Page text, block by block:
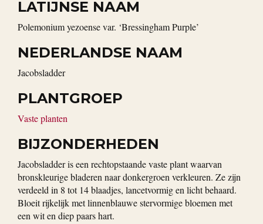
LATIJNSE NAAM
Polemonium yezoense var. ‘Bressingham Purple’
NEDERLANDSE NAAM
Jacobsladder
PLANTGROEP
Vaste planten
BIJZONDERHEDEN
Jacobsladder is een rechtopstaande vaste plant waarvan
bronskleurige bladeren naar donkergroen verkleuren. Ze zijn
verdeeld in 8 tot 14 blaadjes, lancetvormig en licht behaard.
Bloeit rijkelijk met linnenblauwe stervormige bloemen met
een wit en diep paars hart.